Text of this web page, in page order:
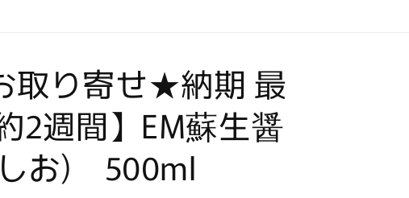
取り寄せ★納期 最
2週間】EM蘇生醤
お) 500ml